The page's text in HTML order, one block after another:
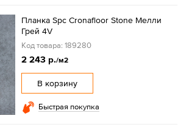
Планка Spc Cronafloor Stone Мелли
Грей 4V
Код товара: 189280
2 243 р./м2
В корзину
Быстрая покупка